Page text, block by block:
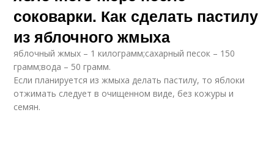
соковарки. Как сделать пастилу
из яблочного жмыха
яблочный жмых – 1 килограмм;сахарный песок – 150
грамм;вода – 50 грамм.
Если планируется из жмыха делать пастилу, то яблоки
отжимать следует в очищенном виде, без кожуры и
семян.